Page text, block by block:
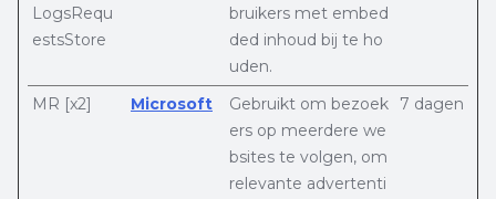
LogsRequ
estsStore
bruikers met embed
ded inhoud bij te ho
uden.
MR [x2] Microsoft
Gebruikt om bezoek
ers op meerdere we
bsites te volgen, om
relevante advertenti
7 dagen